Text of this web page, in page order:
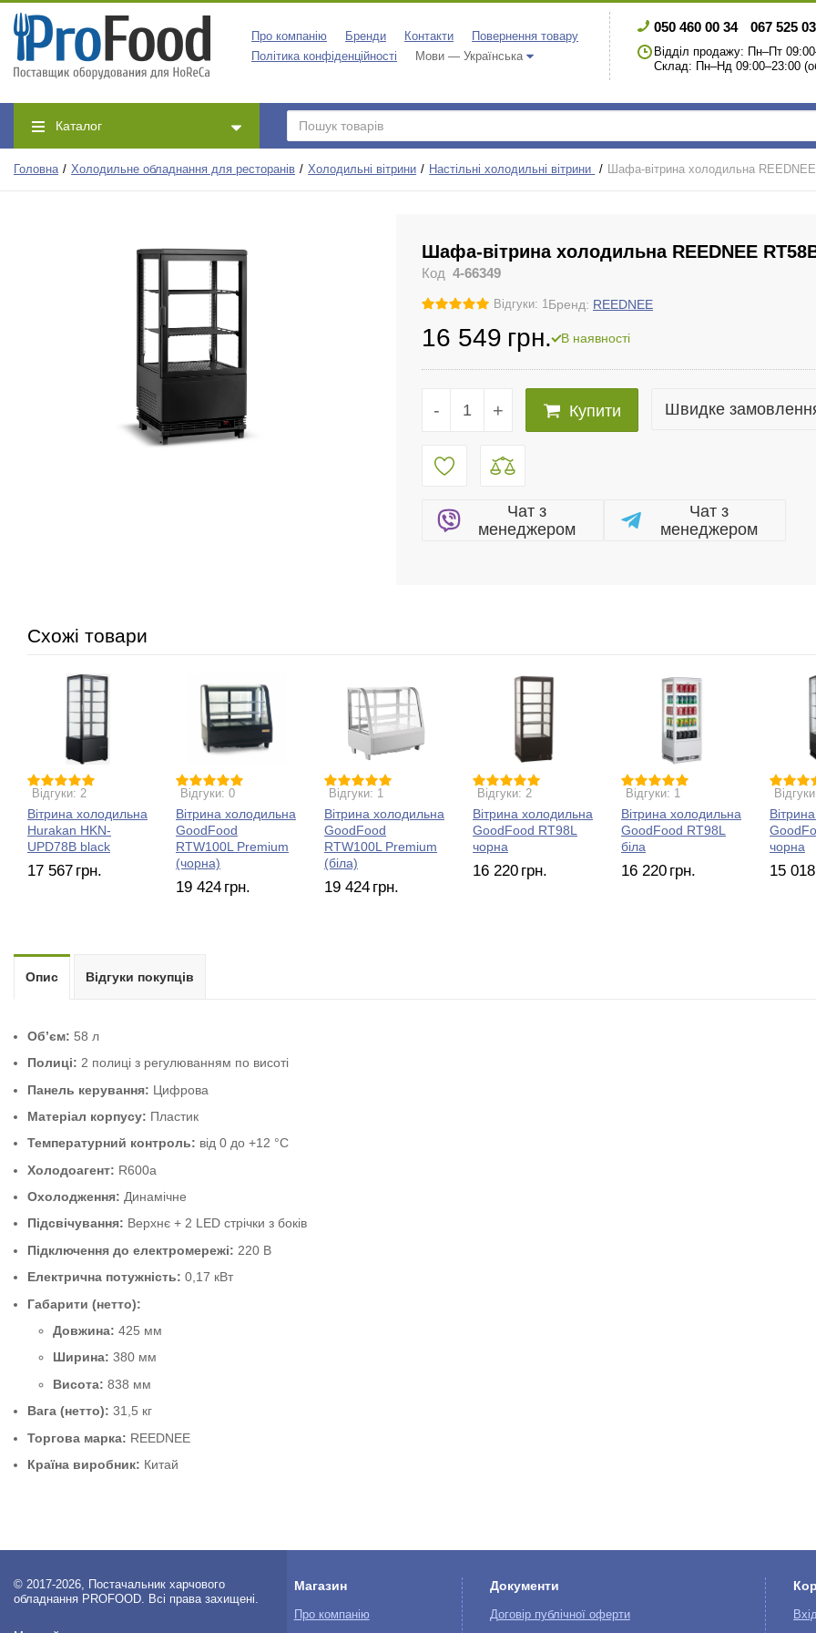
Про компанію Бренди Контакти
Повернення товару
Політика конфіденційності
Мови — Українська
050 460 00 34 067 525
Відділ продажу: Пн–Пт
Склад: Пн–Нд 09:00–23:00
Каталог
Головна Холодильне обладнання для ресторанів Холодильні вітрини Настільні холодильні вітрини Шафа-вітрина холодильна
Шафа-вітрина холодильна REEDNEE
Код 4-66349
Відгуки: 1Бренд: REEDNEE
16 549 грн. В наявності
- + Купити Швидке
Чат з
менеджером
Чат з
менеджером
Схожі товари
Відгуки: 2
Вітрина холодильна
Hurakan HKN-
UPD78B black
17 567 грн.
Відгуки: 0
Вітрина холодильна
GoodFood
RTW100L Premium
(чорна)
19 424 грн.
Відгуки: 1
Вітрина холодильна
GoodFood
RTW100L Premium
(біла)
19 424 грн.
Відгуки: 2
Вітрина холодильна
GoodFood RT98L
чорна
16 220 грн.
Відгуки: 1
Вітрина холодильна
GoodFood RT98L
біла
16 220 грн.
чорна
15 018
Опис
Об’єм: 58 л
Полиці: 2 полиці з регулюванням по висоті
Панель керування: Цифрова
Матеріал корпусу: Пластик
Температурний контроль: від 0 до +12 °C
Холодоагент: R600a
Охолодження: Динамічне
Підсвічування: Верхнє + 2 LED стрічки з боків
Підключення до електромережі: 220 В
Електрична потужність: 0,17 кВт
Габарити (нетто):
Довжина: 425 мм
Ширина: 380 мм
Висота: 838 мм
Вага (нетто): 31,5 кг
Торгова марка: REEDNEE
Країна виробник: Китай
Відгуки покупців
© 2017-2026, Постачальник харчового
обладнання PROFOOD. Всі права захищені.
Магазин
Про компанію
Документи
Договір публічної оферти